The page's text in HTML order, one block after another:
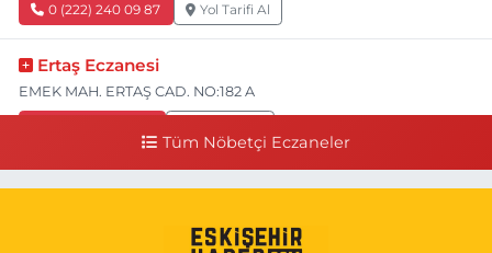
0 (222) 240 09 87 Yol Tarifi Al
Ertaş Eczanesi
EMEK MAH. ERTAŞ CAD. NO:182 A
YAN SOKAĞI POLİKLİNİK KAPISI TAM KARŞISI I
Tüm Nöbetçi Eczaneler